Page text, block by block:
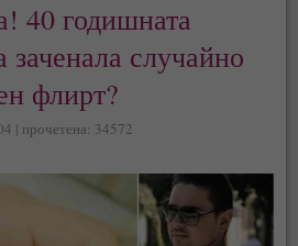
40 годишната
случайно
флирт?
| прочетена: 34572